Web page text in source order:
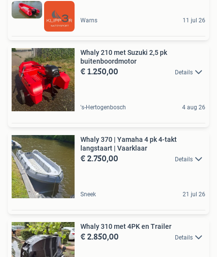
Warns 11 jul 26
Whaly 210 met Suzuki 2,5 pk
buitenboordmotor
€ 1.250,00 Details
's-Hertogenbosch 4 aug 26
Whaly 370 | Yamaha 4 pk 4-takt
langstaart | Vaarklaar
€ 2.750,00 Details
Sneek 21 jul 26
Whaly 310 met 4PK en Trailer
€ 2.850,00 Details